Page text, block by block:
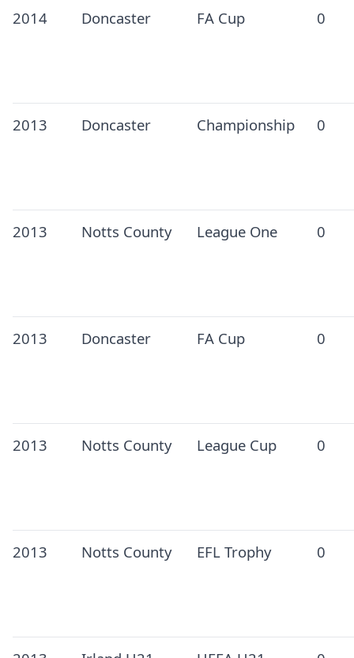
2014 Doncaster FA Cup 0
2013 Doncaster Championship 0
2013 Notts County League One 0
2013 Doncaster FA Cup 0
2013 Notts County League Cup 0
2013 Notts County EFL Trophy 0